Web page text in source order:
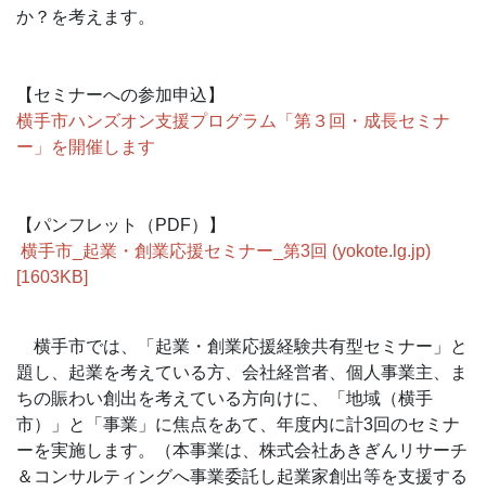
か？を考えます。
【セミナーへの参加申込】
横手市ハンズオン支援プログラム「第３回・成長セミナ
ー」を開催します
【パンフレット（PDF）】
横手市_起業・創業応援セミナー_第3回 (yokote.lg.jp)
[1603KB]
横手市では、「起業・創業応援経験共有型セミナー」と
題し、起業を考えている方、会社経営者、個人事業主、ま
ちの賑わい創出を考えている方向けに、「地域（横手
市）」と「事業」に焦点をあて、年度内に計3回のセミナ
ーを実施します。（本事業は、株式会社あきぎんリサーチ
＆コンサルティングへ事業委託し起業家創出等を支援する